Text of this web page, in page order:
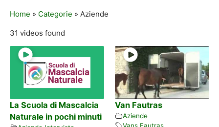
Home » Categorie » Aziende
31 videos found
La Scuola di Mascalcia
Naturale in pochi minuti
Van Fautras
Aziende
Vans Fautras